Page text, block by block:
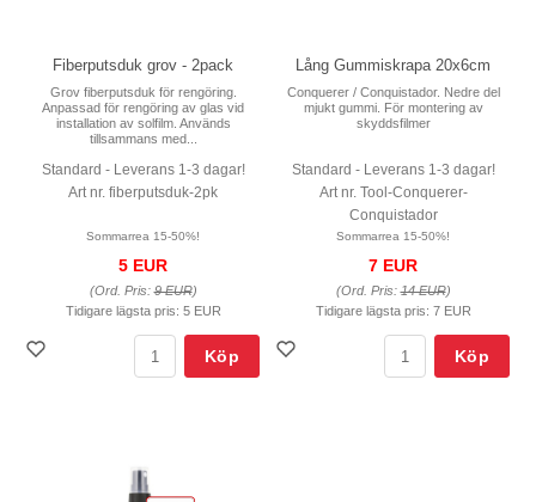
Fiberputsduk grov - 2pack
Grov fiberputsduk för rengöring.
Anpassad för rengöring av glas vid
installation av solfilm. Används
tillsammans med...
Standard - Leverans 1-3 dagar!
Art nr. fiberputsduk-2pk
Sommarrea 15-50%!
5 EUR
(Ord. Pris:9 EUR)
Tidigare lägsta pris: 5 EUR
Köp
Lång Gummiskrapa 20x6cm
Conquerer / Conquistador. Nedre del
mjukt gummi. För montering av
skyddsfilmer
Standard - Leverans 1-3 dagar!
Art nr. Tool-Conquerer-
Conquistador
Sommarrea 15-50%!
7 EUR
(Ord. Pris:14 EUR)
Tidigare lägsta pris: 7 EUR
Köp